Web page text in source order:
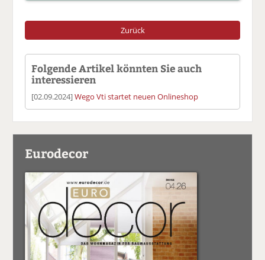
Zurück
Folgende Artikel könnten Sie auch
interessieren
[02.09.2024]Wego Vti startet neuen Onlineshop
Eurodecor